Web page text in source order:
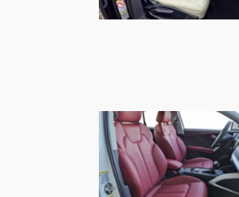
Buffalino Leder Wit
Audi Q2, Alba
Buffalino Leder
Bordeaux